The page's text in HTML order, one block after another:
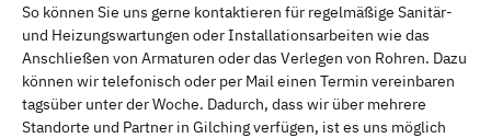
So können Sie uns gerne kontaktieren für regelmäßige Sanitär-
und Heizungswartungen oder Installationsarbeiten wie das
Anschließen von Armaturen oder das Verlegen von Rohren. Dazu
können wir telefonisch oder per Mail einen Termin vereinbaren
tagsüber unter der Woche. Dadurch, dass wir über mehrere
Standorte und Partner in Gilching verfügen, ist es uns möglich